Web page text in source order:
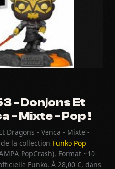
- Donjons Et
- Mixte - Pop !
Dragons - Venca - Mixte -
la collection Funko Pop
PopCrash). Format ~10
Funko. À 28,00 €, dans